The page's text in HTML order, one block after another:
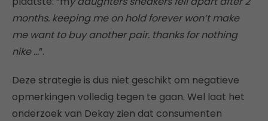
months. keeping me on hold forever won’t make
me want to buy another pair. thanks for nothing
nike …”.
Deze strategie is dus niet geschikt om negatieve
opmerkingen volledig tegen te gaan. Wel laat het
onderzoek van Dekay zien dat consumenten